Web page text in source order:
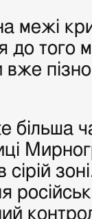
межі
до того
більша